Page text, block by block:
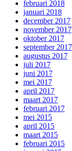
februari 2018
januari 2018
december 2017
november 2017
oktober 2017
september 2017
augustus 2017
juli 2017
juni 2017
mei 2017
april 2017
maart 2017
februari 2017
mei 2015
april 2015
maart 2015
februari 2015